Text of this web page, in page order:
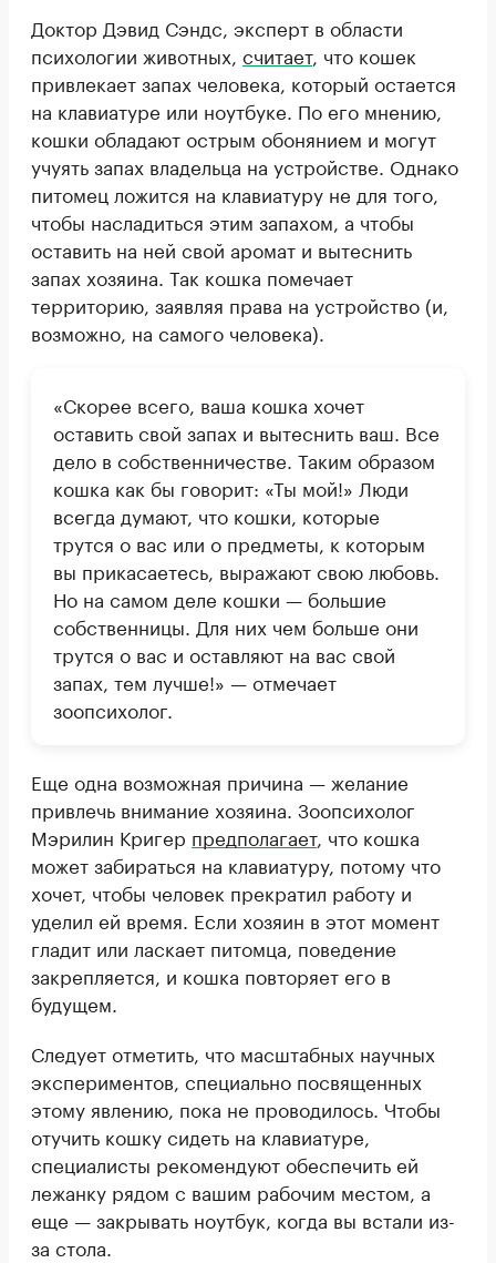
Доктор Дэвид Сэндс, эксперт в области
психологии животных, считает, что кошек
привлекает запах человека, который остается
на клавиатуре или ноутбуке. По его мнению,
кошки обладают острым обонянием и могут
учуять запах владельца на устройстве. Однако
питомец ложится на клавиатуру не для того,
чтобы насладиться этим запахом, а чтобы
оставить на ней свой аромат и вытеснить
запах хозяина. Так кошка помечает
территорию, заявляя права на устройство (и,
возможно, на самого человека).
«Скорее всего, ваша кошка хочет
оставить свой запах и вытеснить ваш. Все
дело в собственничестве. Таким образом
кошка как бы говорит: «Ты мой!» Люди
всегда думают, что кошки, которые
трутся о вас или о предметы, к которым
вы прикасаетесь, выражают свою любовь.
Но на самом деле кошки — большие
собственницы. Для них чем больше они
трутся о вас и оставляют на вас свой
запах, тем лучше!» — отмечает
зоопсихолог.
Еще одна возможная причина — желание
привлечь внимание хозяина. Зоопсихолог
Мэрилин Кригер предполагает, что кошка
может забираться на клавиатуру, потому что
хочет, чтобы человек прекратил работу и
уделил ей время. Если хозяин в этот момент
гладит или ласкает питомца, поведение
закрепляется, и кошка повторяет его в
будущем.
Следует отметить, что масштабных научных
экспериментов, специально посвященных
этому явлению, пока не проводилось. Чтобы
отучить кошку сидеть на клавиатуре,
специалисты рекомендуют обеспечить ей
лежанку рядом с вашим рабочим местом, а
еще — закрывать ноутбук, когда вы встали из-
за стола.